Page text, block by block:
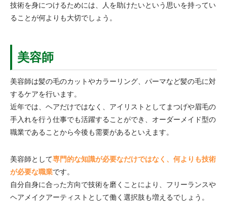
技術を身につけるためには、人を助けたいという思いを持ってい
ることが何よりも大切でしょう。
美容師
美容師は髪の毛のカットやカラーリング、パーマなど髪の毛に対
するケアを行います。
近年では、ヘアだけではなく、アイリストとしてまつげや眉毛の
手入れを行う仕事でも活躍することができ、オーダーメイド型の
職業であることから今後も需要があるといえます。
美容師として専門的な知識が必要なだけではなく、何よりも技術
が必要な職業です。
自分自身に合った方向で技術を磨くことにより、フリーランスや
ヘアメイクアーティストとして働く選択肢も増えるでしょう。